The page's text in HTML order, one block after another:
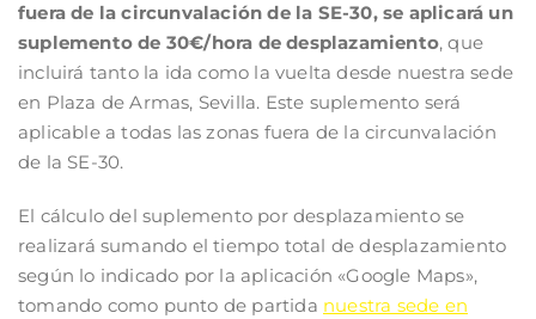
fuera de la circunvalación de la SE-30, se aplicará un
suplemento de 30€/hora de desplazamiento, que
incluirá tanto la ida como la vuelta desde nuestra sede
en Plaza de Armas, Sevilla. Este suplemento será
aplicable a todas las zonas fuera de la circunvalación
de la SE-30.
El cálculo del suplemento por desplazamiento se
realizará sumando el tiempo total de desplazamiento
según lo indicado por la aplicación «Google Maps»,
tomando como punto de partida nuestra sede en